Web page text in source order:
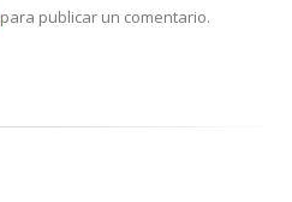
para publicar un comentario.